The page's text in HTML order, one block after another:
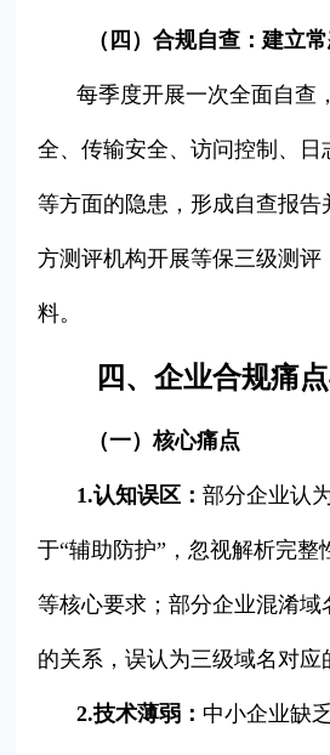
（四）合规自查：建立
每季度开展一次全面自查
全、传输安全、访问控制、日
等方面的隐患，形成自查报告
方测评机构开展等保三级测评
料。
四、企业合规痛
（一）核心痛点
1.认知误区：部分企业认
于“辅助防护”，忽视解析完整
等核心要求；部分企业混淆域
的关系，误认为三级域名对应
2.技术薄弱： 中小企业缺